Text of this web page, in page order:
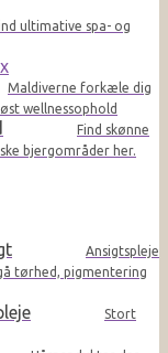
ultimative spa- og
Maldiverne forkæle dig
wellnessophold
Find skønne
bjergområder her.
Ansigtspleje
tørhed, pigmentering
Stort